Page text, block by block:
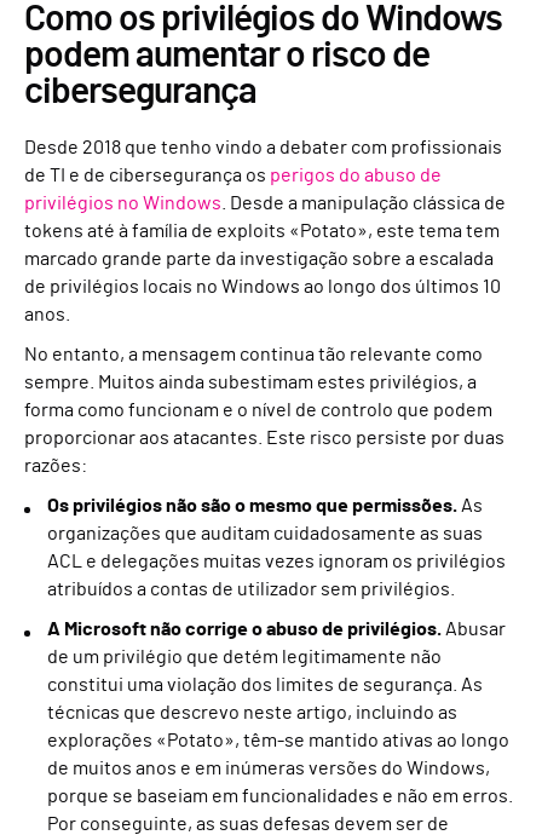
Como os privilégios do Windows
podem aumentar o risco de
cibersegurança
Desde 2018 que tenho vindo a debater com profissionais
de TI e de cibersegurança os perigos do abuso de
privilégios no Windows . Desde a manipulação clássica de
tokens até à família de exploits «Potato», este tema tem
marcado grande parte da investigação sobre a escalada
de privilégios locais no Windows ao longo dos últimos 10
anos.
No entanto, a mensagem continua tão relevante como
sempre. Muitos ainda subestimam estes privilégios, a
forma como funcionam e o nível de controlo que podem
proporcionar aos atacantes. Este risco persiste por duas
razões:
Os privilégios não são o mesmo que permissões. As
organizações que auditam cuidadosamente as suas
ACL e delegações muitas vezes ignoram os privilégios
atribuídos a contas de utilizador sem privilégios.
A Microsoft não corrige o abuso de privilégios. Abusar
de um privilégio que detém legitimamente não
constitui uma violação dos limites de segurança. As
técnicas que descrevo neste artigo, incluindo as
explorações «Potato», têm-se mantido ativas ao longo
de muitos anos e em inúmeras versões do Windows,
porque se baseiam em funcionalidades e não em erros.
Por conseguinte, as suas defesas devem ser de